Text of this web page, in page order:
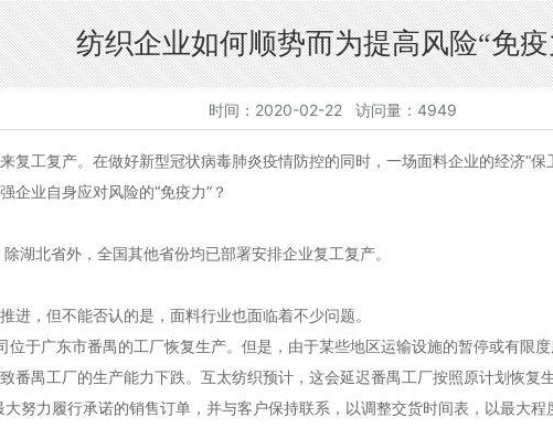
纺织企业如何顺势而为提高风险“免疫
时间：2020-02-22 访问量：4949
工复产。在做好新型冠状病毒肺炎疫情防控的同时，一场面料企业的经济“保
企业自身应对风险的“免疫力”？
北省外，全国其他省份均已部署安排企业复工复产。
，但不能否认的是，面料行业也面临着不少问题。
于广东市番禺的工厂恢复生产。但是，由于某些地区运输设施的暂停或有限
番禺工厂的生产能力下跌。互太纺织预计，这会延迟番禺工厂按照原计划恢复
努力履行承诺的销售订单，并与客户保持联系，以调整交货时间表，以最大